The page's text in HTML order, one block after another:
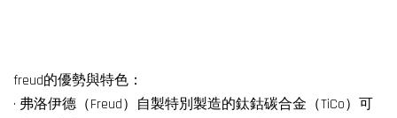
freud的優勢與特色：
· 弗洛伊德（Freud）自製特別製造的鈦鈷碳合金（TiCo）可